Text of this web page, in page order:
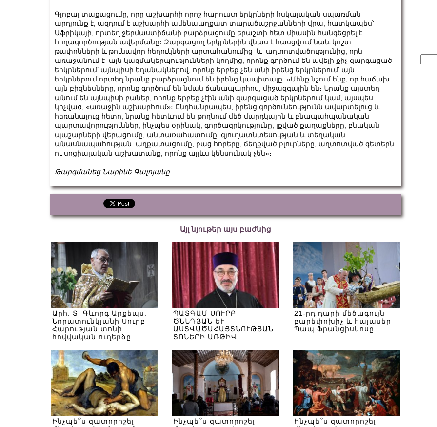
Գլոբալ տաքացումը, որը աշխարհի որոշ հարուստ երկրների հսկայական սպառման
արդյունք է, ազդում է աշխարհի ամենաաղքատ տարածաշրջանների վրա, հատկապես՝
Աֆրիկայի, որտեղ ջերմաստիճանի բարձրացումը երաշտի հետ միասին հանգեցրել է
հողագործության ավերմանը։ Զարգացող երկրներին վնաս է հասցվում նաև կոշտ
թափոնների և թունավոր հեղուկների արտահանումից և աղտոտվածությունից, որն
առաջանում է այն կազմակերպությունների կողմից, որոնք գործում են ավելի քիչ զարգացած
երկրներում՝ այնպիսի եղանակներով, որոնք երբեք չեն անի իրենց երկրներում՝ այն
երկրներում որտեղ նրանք բարձրացնում են իրենց կապիտալը․ «Մենք նշում ենք, որ հաճախ
այն բիզնեսները, որոնք գործում են նման ճանապարհով, միջազգային են։ Նրանք այստեղ
անում են այնպիսի բաներ, որոնք երբեք չէին անի զարգացած երկրներում կամ, այսպես
կոչված, «առաջին աշխարհում»։ Ընդհանրապես, իրենց գործունեությունն ավարտելուց և
հեռանալուց հետո, նրանք հետևում են թողնում մեծ մարդկային և բնապահպանական
պարտավորություններ, ինչպես օրինակ, գործազրկությունը, լքված քաղաքները, բնական
պաշարների վերացումը, անտառահատումը, գյուղատնտեսության և տեղական
անասնապահության աղքատացումը, բաց հորերը, ճեղքված բլուրները, աղտոտված գետերն
ու սոցիալական աշխատանք, որոնք այլևս կենսունակ չեն»։
Թարգմանեց Նարինե Գալոյանը
Այլ նյութեր այս բաժնից
Արհ. Տ. Գևորգ Արքեպս.
Նորատունկյանի Սուրբ
Հարության տոնի
հովվական ուղերձը
ՊԱՏԳԱՄ ՍՈՒՐԲ
ԾՆՆԴՅԱՆ ԵՒ
ԱՍՏՎԱԾԱՀԱՅՏՆՈՒԹՅԱՆ
ՏՈՆԵՐԻ ԱՌԹԻՎ
21-րդ դարի մեծագույն
բարեփոխիչ և հայասեր
Պապ Ֆրանցիսկոսը
Ինչպե՞ս զատորոշել
Ինչպե՞ս զատորոշել
Ինչպե՞ս զատորոշել
for: